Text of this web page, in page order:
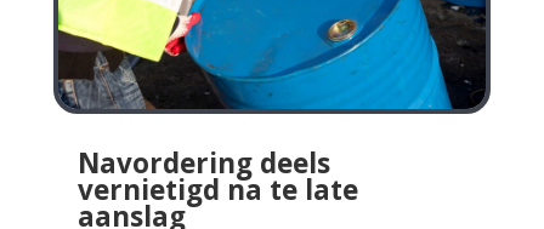
Navordering deels
vernietigd na te late
aanslag